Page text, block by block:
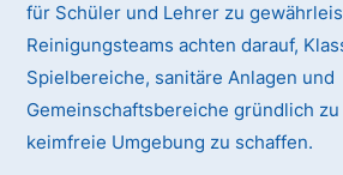
für Schüler und Lehrer zu
Reinigungsteams achten darauf,
Spielbereiche, sanitäre Anlagen und
Gemeinschaftsbereiche gründlich
keimfreie Umgebung zu schaffen.